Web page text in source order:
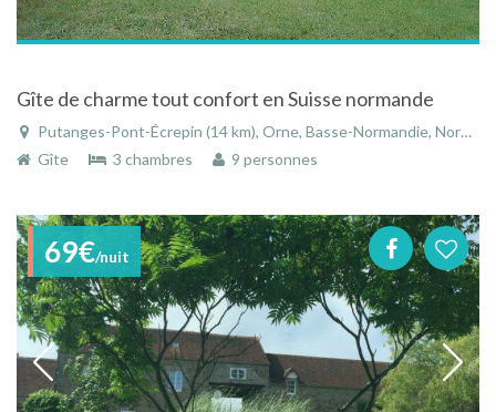
Gîte de charme tout confort en Suisse normande
Putanges-Pont-Écrepin (14 km), Orne, Basse-Normandie, Normandie, France
Gîte
3 chambres 9 personnes
69€/nuit